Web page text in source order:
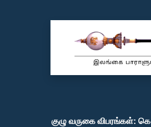
குழு வருகை விபரங்கள்: